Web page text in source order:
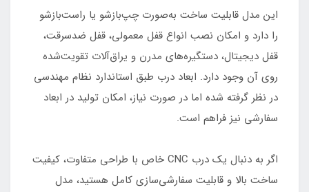
این مدل قابلیت ساخت به‌صورت چپ‌بازشو یا راست‌بازشو
را دارد و امکان نصب انواع قفل معمولی، قفل ضدسرقت،
قفل دیجیتال، دستگیره‌های مدرن و یراق‌آلات تقویت‌شده
روی آن وجود دارد. ابعاد درب طبق استاندارد نظام مهندسی
در نظر گرفته شده اما در صورت نیاز، امکان تولید در ابعاد
سفارشی نیز فراهم است.
اگر به دنبال یک درب CNC خاص با طراحی متفاوت، کیفیت
ساخت بالا و قابلیت سفارشی‌سازی کامل هستید، مدل